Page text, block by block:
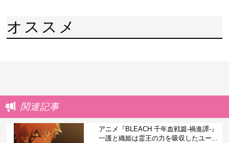
オススメ
関連記事
アニメ『BLEACH 千年血戦篇-禍進譚-』
一護と織姫は霊王の力を吸収したユー...